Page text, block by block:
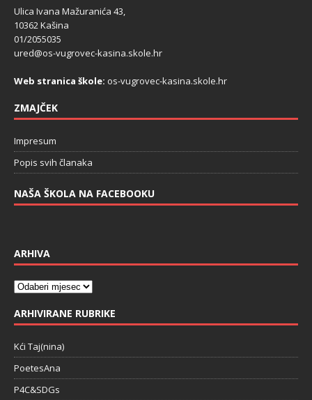
Ulica Ivana Mažuranića 43,
10362 Kašina
01/2055035
ured@os-vugrovec-kasina.skole.hr
Web stranica škole: os-vugrovec-kasina.skole.hr
ZMAJČEK
Impresum
Popis svih članaka
NAŠA ŠKOLA NA FACEBOOKU
ARHIVA
ARHIVIRANE RUBRIKE
Kći Taj(nina)
PoetesAna
P4C&SDGs